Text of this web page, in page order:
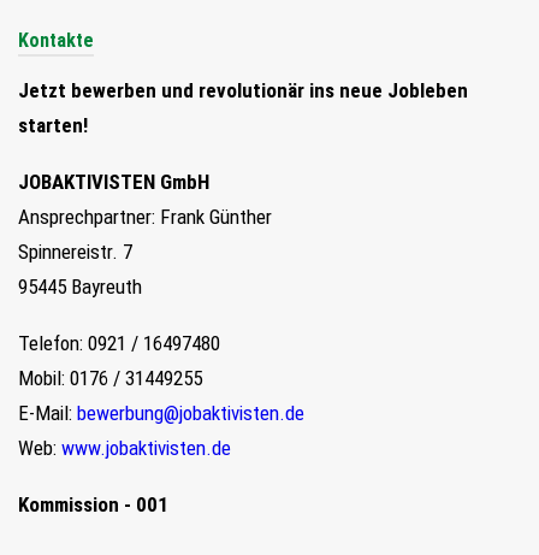
Kontakte
Jetzt bewerben und revolutionär ins neue Jobleben
starten!
JOBAKTIVISTEN GmbH
Ansprechpartner: Frank Günther
Spinnereistr. 7
95445 Bayreuth
Telefon: 0921 / 16497480
Mobil: 0176 / 31449255
E-Mail: bewerbung@jobaktivisten.de
Web: www.jobaktivisten.de
Kommission - 001